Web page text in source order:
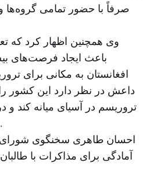
صرفاً با حضور تمامی
وی همچنین اظهار کرد که
باعث ایجاد فرصت‌های
افغانستان به مکانی برای
داعش در نظر دارد این کشور را
تروریسم در آسیای میانه کند و
خارجی برخوردار است.
احسان طاهری سخنگوی شورای
آمادگی برای مذاکرات با